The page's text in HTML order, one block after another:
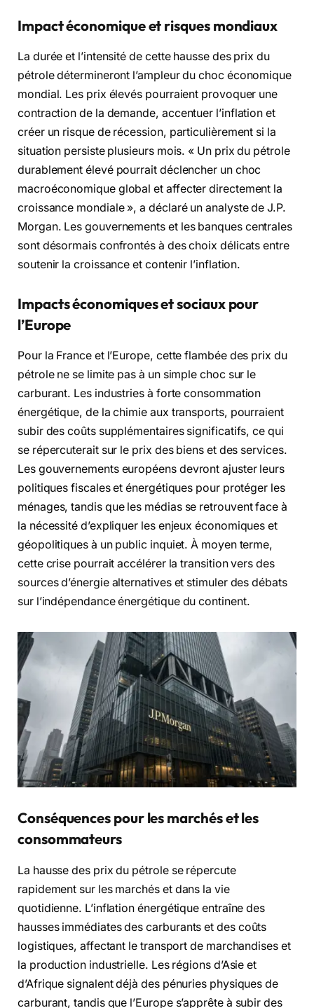
Impact économique et risques mondiaux
La durée et l’intensité de cette hausse des prix du
pétrole détermineront l’ampleur du choc économique
mondial. Les prix élevés pourraient provoquer une
contraction de la demande, accentuer l’inflation et
créer un risque de récession, particulièrement si la
situation persiste plusieurs mois. « Un prix du pétrole
durablement élevé pourrait déclencher un choc
macroéconomique global et affecter directement la
croissance mondiale », a déclaré un analyste de J.P.
Morgan. Les gouvernements et les banques centrales
sont désormais confrontés à des choix délicats entre
soutenir la croissance et contenir l’inflation.
Impacts économiques et sociaux pour
l’Europe
Pour la France et l’Europe, cette flambée des prix du
pétrole ne se limite pas à un simple choc sur le
carburant. Les industries à forte consommation
énergétique, de la chimie aux transports, pourraient
subir des coûts supplémentaires significatifs, ce qui
se répercuterait sur le prix des biens et des services.
Les gouvernements européens devront ajuster leurs
politiques fiscales et énergétiques pour protéger les
ménages, tandis que les médias se retrouvent face à
la nécessité d’expliquer les enjeux économiques et
géopolitiques à un public inquiet. À moyen terme,
cette crise pourrait accélérer la transition vers des
sources d’énergie alternatives et stimuler des débats
sur l’indépendance énergétique du continent.
Conséquences pour les marchés et les
consommateurs
La hausse des prix du pétrole se répercute
rapidement sur les marchés et dans la vie
quotidienne. L’inflation énergétique entraîne des
hausses immédiates des carburants et des coûts
logistiques, affectant le transport de marchandises et
la production industrielle. Les régions d’Asie et
d’Afrique signalent déjà des pénuries physiques de
carburant, tandis que l’Europe s’apprête à subir des